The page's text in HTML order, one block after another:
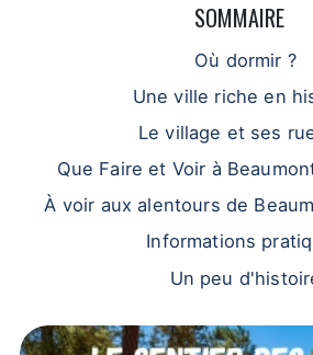
SOMMAIRE
Où dormir ?
Une ville riche en
Le village et ses
Que Faire et Voir à
À voir aux alentours de
Informations
Un peu